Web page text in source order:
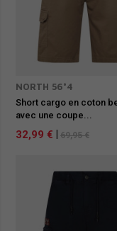
NORTH 56°4
Short cargo en coton
avec une coupe...
32,99 € 69,95 €